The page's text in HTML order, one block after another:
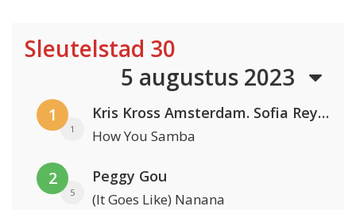
Sleutelstad 30
5 augustus 2023
1
1
Kris Kross Amsterdam. Sofia Reyes & Tinie Tempah
How You Samba
2
5
Peggy Gou
(It Goes Like) Nanana